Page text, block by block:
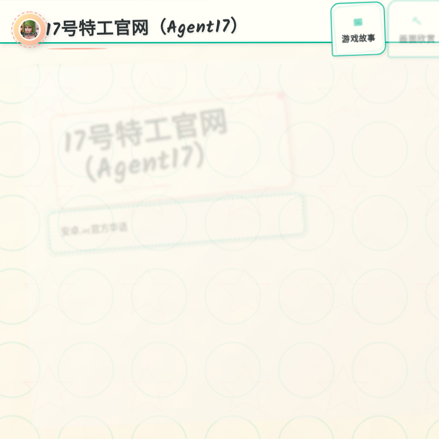
17号特工官网（Agent17） 📅
游戏故事
🔨
画面欣赏
17
号
特
工
官
网
（Agent17
）
安卓,ios,官方华语